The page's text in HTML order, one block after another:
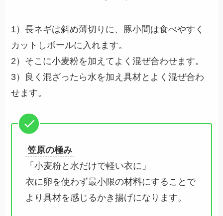
1）長ネギは斜め薄切りに、豚小間は食べやすく
カットしボールに入れます。
2）そこに小麦粉を加えてよく混ぜ合わせます。
3）良く混ざったら水を加え具材とよく混ぜ合わ
せます。
笠原の極み
「小麦粉と水だけで軽い衣に」
衣に卵を使わず最小限の材料にすることで
より具材を感じるかき揚げになります。